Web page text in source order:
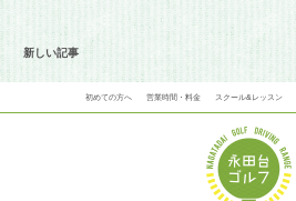
新しい記事
初めての方へ 営業時間・料金 スクール&レッスン